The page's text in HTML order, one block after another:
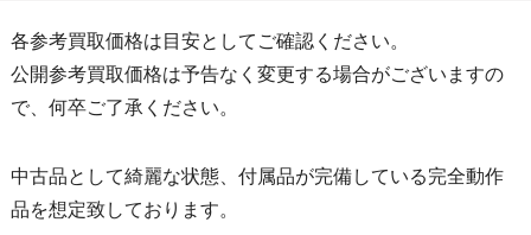
各参考買取価格は目安としてご確認ください。
公開参考買取価格は予告なく変更する場合がございますの
で、何卒ご了承ください。
中古品として綺麗な状態、付属品が完備している完全動作
品を想定致しております。